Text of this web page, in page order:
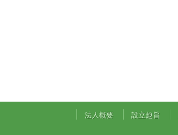
法人概要 設立趣旨